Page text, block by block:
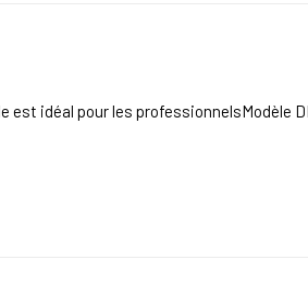
est idéal pour les professionnelsModèle